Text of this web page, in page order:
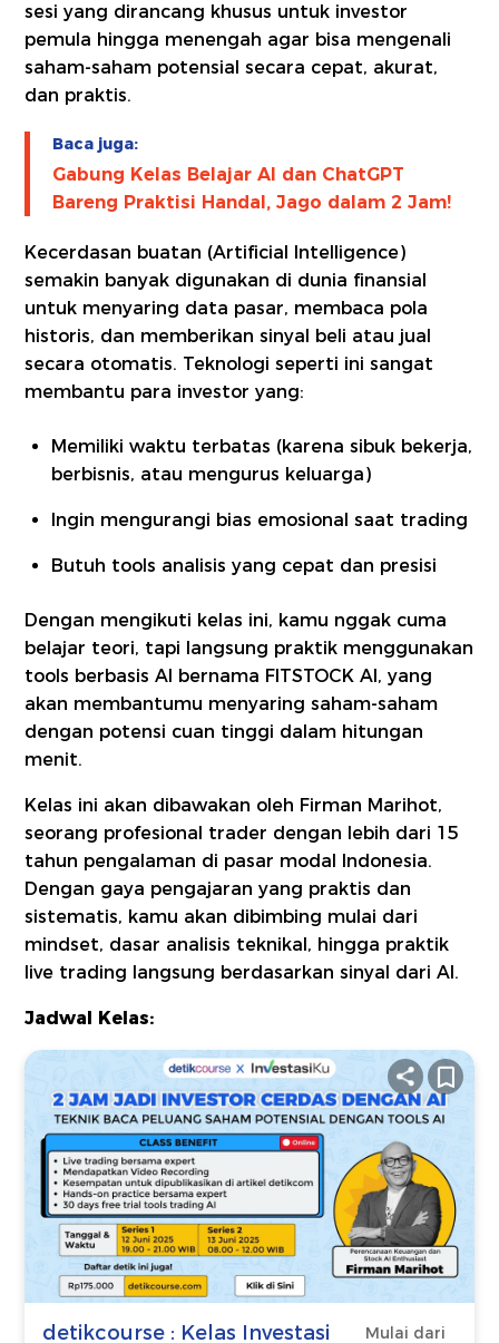
sesi yang dirancang khusus untuk investor
pemula hingga menengah agar bisa mengenali
saham-saham potensial secara cepat, akurat,
dan praktis.
Baca juga:
Gabung Kelas Belajar AI dan ChatGPT
Bareng Praktisi Handal, Jago dalam 2 Jam!
Kecerdasan buatan (Artificial Intelligence)
semakin banyak digunakan di dunia finansial
untuk menyaring data pasar, membaca pola
historis, dan memberikan sinyal beli atau jual
secara otomatis. Teknologi seperti ini sangat
membantu para investor yang:
Memiliki waktu terbatas (karena sibuk bekerja,
berbisnis, atau mengurus keluarga)
Ingin mengurangi bias emosional saat trading
Butuh tools analisis yang cepat dan presisi
Dengan mengikuti kelas ini, kamu nggak cuma
belajar teori, tapi langsung praktik menggunakan
tools berbasis AI bernama FITSTOCK AI, yang
akan membantumu menyaring saham-saham
dengan potensi cuan tinggi dalam hitungan
menit.
Kelas ini akan dibawakan oleh Firman Marihot,
seorang profesional trader dengan lebih dari 15
tahun pengalaman di pasar modal Indonesia.
Dengan gaya pengajaran yang praktis dan
sistematis, kamu akan dibimbing mulai dari
mindset, dasar analisis teknikal, hingga praktik
live trading langsung berdasarkan sinyal dari AI.
Jadwal Kelas:
detikcourse : Kelas Investasi Mulai dari